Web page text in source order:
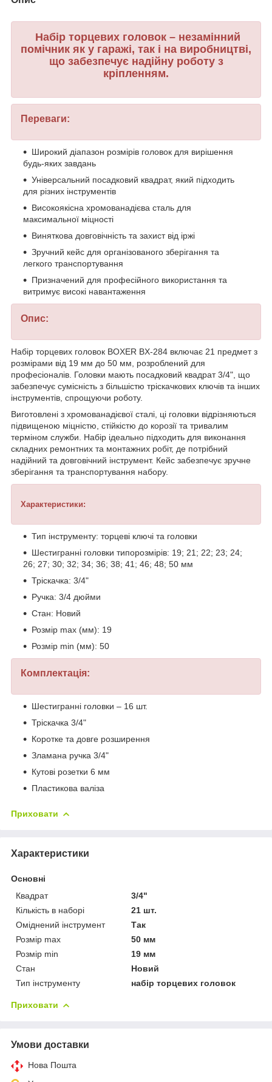
Набір торцевих головок – незамінний
помічник як у гаражі, так і на виробництві,
що забезпечує надійну роботу з
кріпленням.
Переваги:
Широкий діапазон розмірів головок для вирішення
будь-яких завдань
Універсальний посадковий квадрат, який підходить
для різних інструментів
Високоякісна хромованадієва сталь для
максимальної міцності
Виняткова довговічність та захист від іржі
Зручний кейс для організованого зберігання та
легкого транспортування
Призначений для професійного використання та
витримує високі навантаження
Опис:
Набір торцевих головок BOXER BX-284 включає 21 предмет з
розмірами від 19 мм до 50 мм, розроблений для
професіоналів. Головки мають посадковий квадрат 3/4", що
забезпечує сумісність з більшістю тріскачкових ключів та інших
інструментів, спрощуючи роботу.
Виготовлені з хромованадієвої сталі, ці головки відрізняються
підвищеною міцністю, стійкістю до корозії та тривалим
терміном служби. Набір ідеально підходить для виконання
складних ремонтних та монтажних робіт, де потрібний
надійний та довговічний інструмент. Кейс забезпечує зручне
зберігання та транспортування набору.
Характеристики:
Тип інструменту: торцеві ключі та головки
Шестигранні головки типорозмірів: 19; 21; 22; 23; 24;
26; 27; 30; 32; 34; 36; 38; 41; 46; 48; 50 мм
Тріскачка: 3/4"
Ручка: 3/4 дюйми
Стан: Новий
Розмір max (мм): 19
Розмір min (мм): 50
Комплектація:
Шестигранні головки – 16 шт.
Тріскачка 3/4"
Коротке та довге розширення
Зламана ручка 3/4"
Кутові розетки 6 мм
Пластикова валіза
Приховати
Характеристики
Основні
Квадрат
3/4"
Кількість в наборі
21 шт.
Оміднений інструмент
Так
Розмір max
50 мм
Розмір min
19 мм
Стан
Новий
Тип інструменту
набір торцевих головок
Приховати
Умови доставки
Нова Пошта